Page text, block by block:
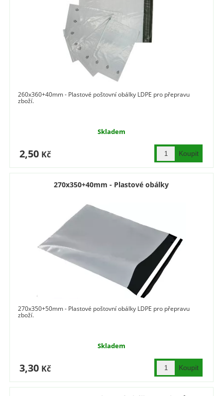
260x360+40mm - Plastové poštovní obálky LDPE pro přepravu
zboží.
Skladem
2,50 Kč
270x350+40mm - Plastové obálky
270x350+50mm - Plastové poštovní obálky LDPE pro přepravu
zboží.
Skladem
3,30 Kč